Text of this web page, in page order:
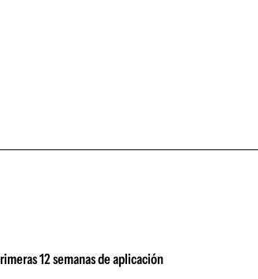
12 semanas de aplicación